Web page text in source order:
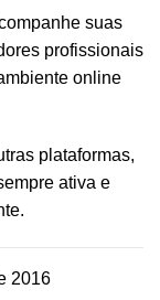
suas
profissionais
online
plataformas,
ativa e
2016